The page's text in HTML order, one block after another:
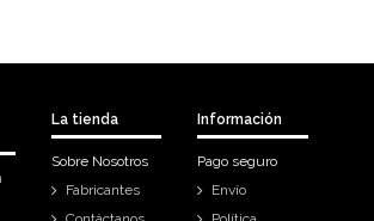
La tienda
Sobre Nosotros
Fabricantes
Información
Pago seguro
Envío